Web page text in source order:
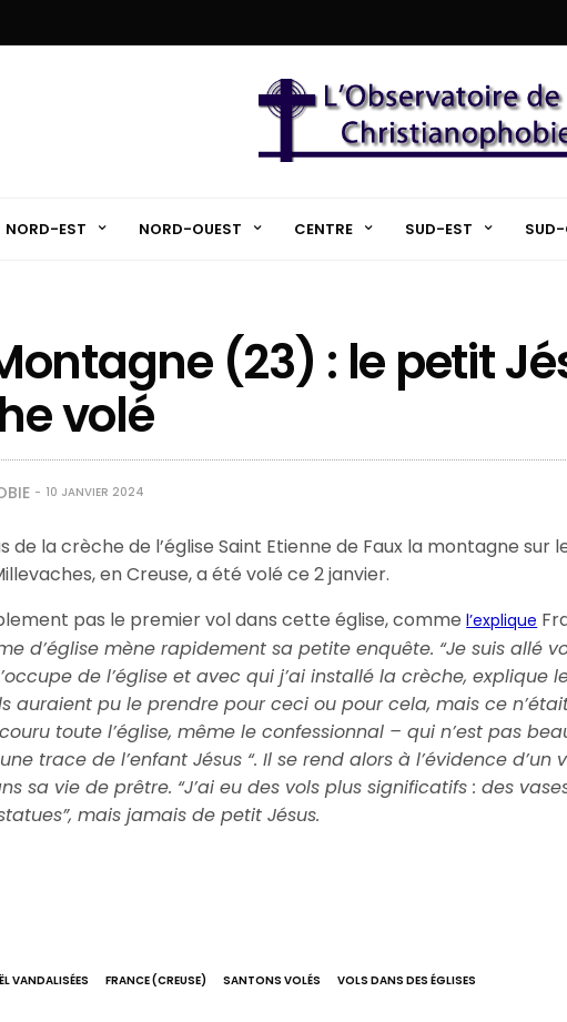
NORD-EST NORD-OUEST CENTRE SUD-EST SUD-
(23) : le petit
volé
10 JANVIER 2024
de la crèche de l’église Saint Etienne de Faux la montagne sur
en Creuse, a été volé ce 2 janvier.
pas le premier vol dans cette église, commel’explique
d’église mène rapidement sa petite enquête. “Je suis allé
de l’église et avec qui j’ai installé la crèche, explique
auraient pu le prendre pour ceci ou pour cela, mais ce
toute l’église, même le confessionnal – qui n’est pas
trace de l’enfant Jésus “. Il se rend alors à l’évidence d’un
sa vie de prêtre. “J’ai eu des vols plus significatifs : des
mais jamais de petit Jésus.
VANDALISÉES FRANCE (CREUSE) SANTONS VOLÉS VOLS DANS DES ÉGLISES